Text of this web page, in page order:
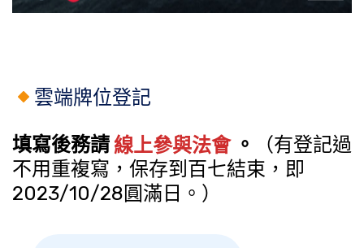
雲端牌位登記
填寫後務請線上參與法會 。
（有登記過
不用重複寫，保存到百七結束，即
2023/10/28圓滿日。）